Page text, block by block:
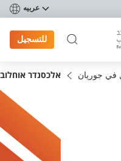
عربيه
للتسجيل
في جوريان אלכסנדר אוחלוב